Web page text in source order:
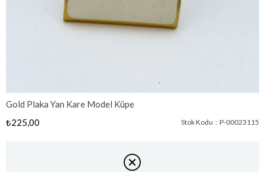
Gold Plaka Yan Kare Model Küpe
₺225,00
Stok Kodu P-00023115